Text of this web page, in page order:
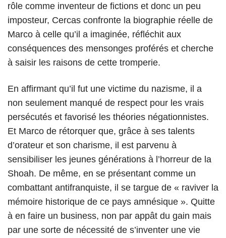
rôle comme inventeur de fictions et donc un peu
imposteur, Cercas confronte la biographie réelle de
Marco à celle qu’il a imaginée, réfléchit aux
conséquences des mensonges proférés et cherche
à saisir les raisons de cette tromperie.
En affirmant qu’il fut une victime du nazisme, il a
non seulement manqué de respect pour les vrais
persécutés et favorisé les théories négationnistes.
Et Marco de rétorquer que, grâce à ses talents
d’orateur et son charisme, il est parvenu à
sensibiliser les jeunes générations à l’horreur de la
Shoah. De même, en se présentant comme un
combattant antifranquiste, il se targue de « raviver la
mémoire historique de ce pays amnésique ». Quitte
à en faire un business, non par appât du gain mais
par une sorte de nécessité de s’inventer une vie